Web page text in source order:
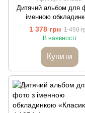
Дитячий альбом для
іменною
«Зайченя» Ліс
1 378 грн 1 450
В наявності
Купити